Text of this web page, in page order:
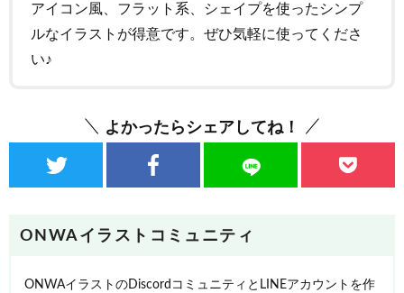
アイコン風、フラット系、シェイプを使ったシンプ
ルなイラストが得意です。ぜひ気軽に使ってくださ
い♪
よかったらシェアしてね！
ONWAイラストコミュニティ
ONWAイラストのDiscordコミュニティとLINEアカウントを作